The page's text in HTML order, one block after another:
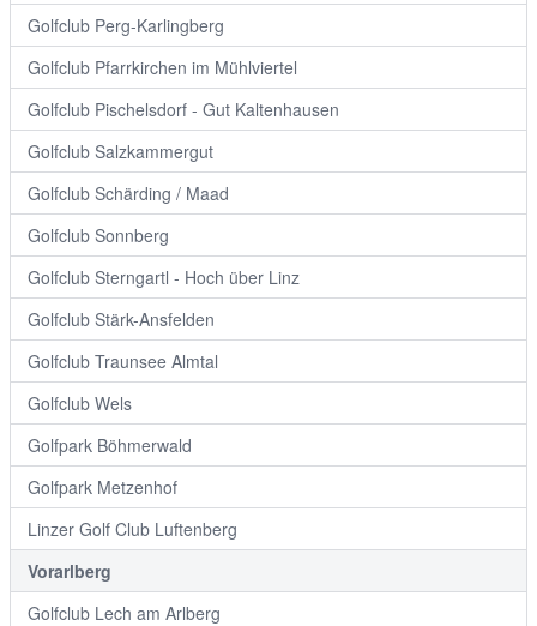
Golfclub Perg-Karlingberg
Golfclub Pfarrkirchen im Mühlviertel
Golfclub Pischelsdorf - Gut Kaltenhausen
Golfclub Salzkammergut
Golfclub Schärding / Maad
Golfclub Sonnberg
Golfclub Sterngartl - Hoch über Linz
Golfclub Stärk-Ansfelden
Golfclub Traunsee Almtal
Golfclub Wels
Golfpark Böhmerwald
Golfpark Metzenhof
Linzer Golf Club Luftenberg
Vorarlberg
Golfclub Lech am Arlberg